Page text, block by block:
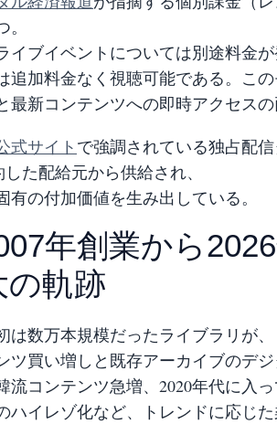
イブイベントについては別途料金が
追加料金なく視聴可能である。この
最新コンテンツへの即時アクセスの
式サイト で強調されている独占配
た配給元から供給され、
有の付加価値を生み出している。
年創業から
の軌跡
は数万本規模だったライブラリが、
ツ買い増しと既存アーカイブのデジ
流コンテンツ急増、2020年代に入
ハイレゾ化など、トレンドに応じた